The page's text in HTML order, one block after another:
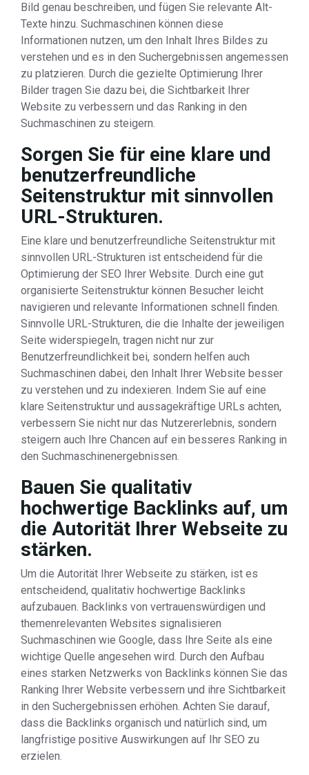
Bild genau beschreiben, und fügen Sie relevante Alt-
Texte hinzu. Suchmaschinen können diese
Informationen nutzen, um den Inhalt Ihres Bildes zu
verstehen und es in den Suchergebnissen angemessen
zu platzieren. Durch die gezielte Optimierung Ihrer
Bilder tragen Sie dazu bei, die Sichtbarkeit Ihrer
Website zu verbessern und das Ranking in den
Suchmaschinen zu steigern.
Sorgen Sie für eine klare und
benutzerfreundliche
Seitenstruktur mit sinnvollen
URL-Strukturen.
Eine klare und benutzerfreundliche Seitenstruktur mit
sinnvollen URL-Strukturen ist entscheidend für die
Optimierung der SEO Ihrer Website. Durch eine gut
organisierte Seitenstruktur können Besucher leicht
navigieren und relevante Informationen schnell finden.
Sinnvolle URL-Strukturen, die die Inhalte der jeweiligen
Seite widerspiegeln, tragen nicht nur zur
Benutzerfreundlichkeit bei, sondern helfen auch
Suchmaschinen dabei, den Inhalt Ihrer Website besser
zu verstehen und zu indexieren. Indem Sie auf eine
klare Seitenstruktur und aussagekräftige URLs achten,
verbessern Sie nicht nur das Nutzererlebnis, sondern
steigern auch Ihre Chancen auf ein besseres Ranking in
den Suchmaschinenergebnissen.
Bauen Sie qualitativ
hochwertige Backlinks auf, um
die Autorität Ihrer Webseite zu
stärken.
Um die Autorität Ihrer Webseite zu stärken, ist es
entscheidend, qualitativ hochwertige Backlinks
aufzubauen. Backlinks von vertrauenswürdigen und
themenrelevanten Websites signalisieren
Suchmaschinen wie Google, dass Ihre Seite als eine
wichtige Quelle angesehen wird. Durch den Aufbau
eines starken Netzwerks von Backlinks können Sie das
Ranking Ihrer Website verbessern und ihre Sichtbarkeit
in den Suchergebnissen erhöhen. Achten Sie darauf,
dass die Backlinks organisch und natürlich sind, um
langfristige positive Auswirkungen auf Ihr SEO zu
erzielen.